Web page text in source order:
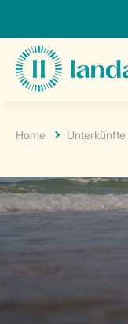
Home Unterkünfte